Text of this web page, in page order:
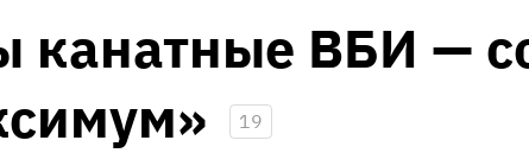
канатные ВБИ —
19